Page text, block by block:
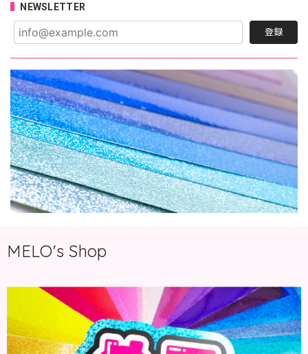
NEWSLETTER
登録
MELO's Shop